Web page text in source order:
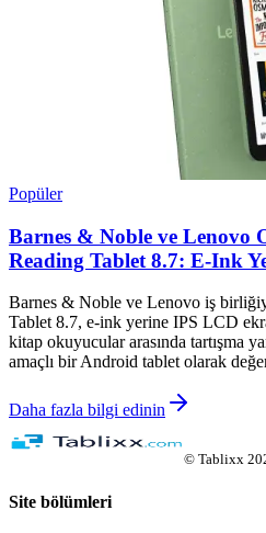
Popüler
Barnes & Noble ve Lenovo
Reading Tablet 8.7: E-Ink
Barnes & Noble ve Lenovo iş
Tablet 8.7, e-ink yerine IPS LCD
kitap okuyucular arasında tartışma
amaçlı bir Android tablet olarak
Daha fazla bilgi edinin
© Tablixx
Site bölümleri